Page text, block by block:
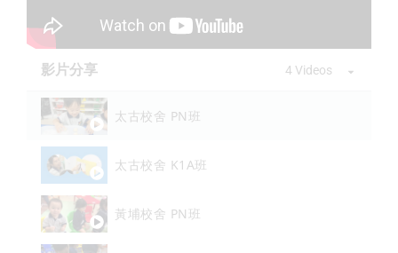
影片分享 4 Videos
太古校舍 PN班
太古校舍 K1A班
黃埔校舍 PN班